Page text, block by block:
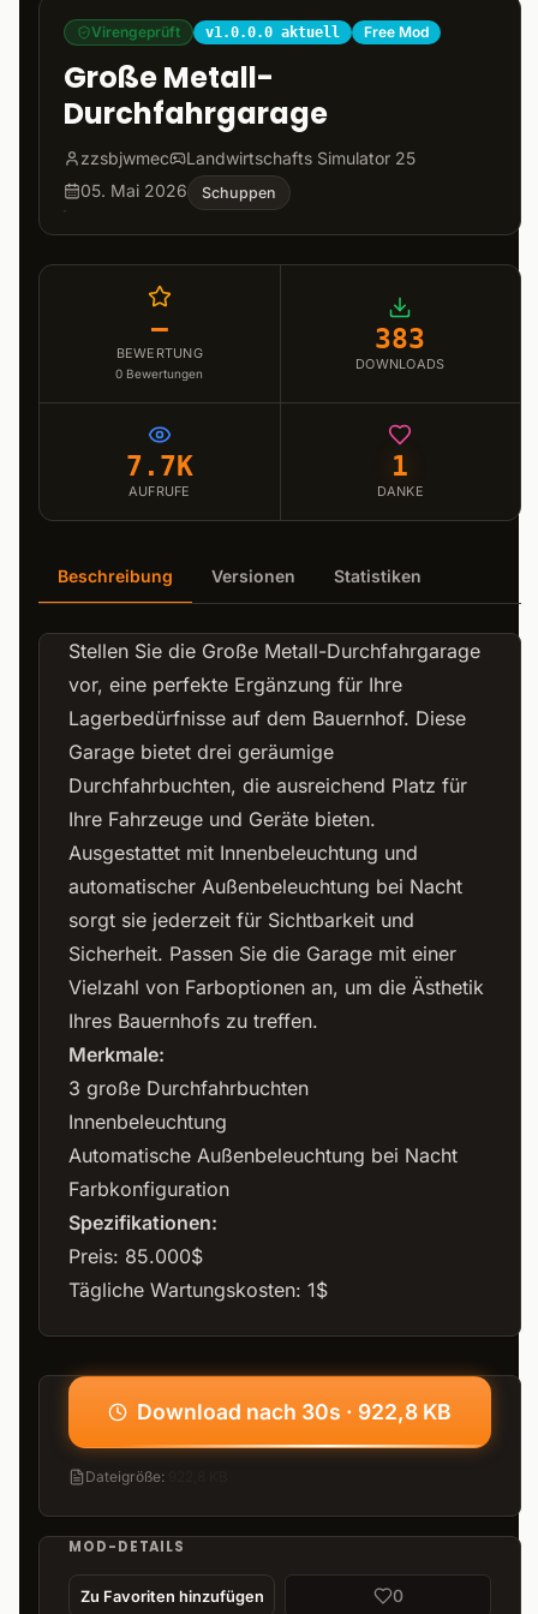
Virengeprüft v1.0.0.0 aktuell Free Mod
Große Metall-
Durchfahrgarage
zzsbjwmec
Landwirtschafts Simulator 25
05. Mai 2026
Schuppen
–
BEWERTUNG
0 Bewertungen
383
DOWNLOADS
7.7K
AUFRUFE
1
DANKE
Beschreibung Versionen Statistiken
Stellen Sie die Große Metall-Durchfahrgarage
vor, eine perfekte Ergänzung für Ihre
Lagerbedürfnisse auf dem Bauernhof. Diese
Garage bietet drei geräumige
Durchfahrbuchten, die ausreichend Platz für
Ihre Fahrzeuge und Geräte bieten.
Ausgestattet mit Innenbeleuchtung und
automatischer Außenbeleuchtung bei Nacht
sorgt sie jederzeit für Sichtbarkeit und
Sicherheit. Passen Sie die Garage mit einer
Vielzahl von Farboptionen an, um die Ästhetik
Ihres Bauernhofs zu treffen.
Merkmale:
3 große Durchfahrbuchten
Innenbeleuchtung
Automatische Außenbeleuchtung bei Nacht
Farbkonfiguration
Spezifikationen:
Preis: 85.000$
Tägliche Wartungskosten: 1$
Download nach 30s · 922,8 KB
Dateigröße:
MOD-DETAILS
Zu Favoriten hinzufügen 0